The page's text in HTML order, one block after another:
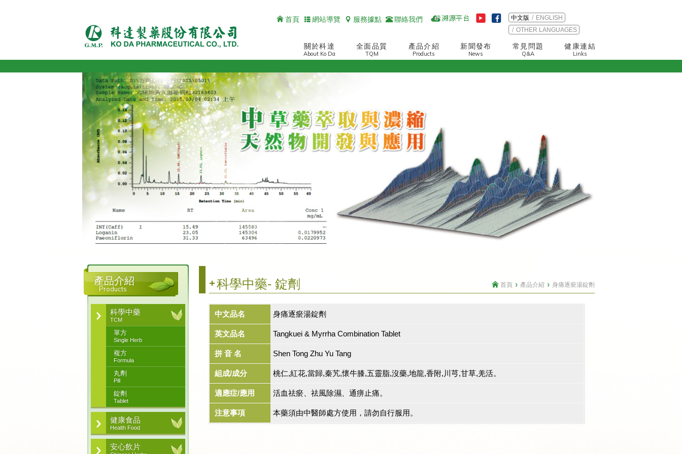
首頁 網站導覽 服務據點 聯絡我們 中文版
ENGLISH
OTHER LANGUAGES
關於科達
About Ko Da
全面品質
TQM
產品介紹
Products
新聞發布
News
常見問題
Q&A
健康連結
Links
科學中藥- 錠劑 首頁 產品介紹 身痛逐瘀湯錠劑
中文品名 身痛逐瘀湯錠劑
英文品名 Tangkuei & Myrrha Combination Tablet
拼 音 名 Shen Tong Zhu Yu Tang
組成/成分 桃仁,紅花,當歸,秦艽,懷牛膝,五靈脂,沒藥,地龍,香附,川芎,甘草,羌活。
適應症/應用 活血祛瘀、祛風除濕、通痹止痛。
注意事項 本藥須由中醫師處方使用，請勿自行服用。
產品介紹
Products
科學中藥
TCM
單方
Single Herb
複方
Formula
丸劑
Pill
錠劑
Tablet
健康食品
Health Food
安心飲片